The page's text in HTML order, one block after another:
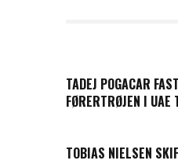
TADEJ POGACAR
FØRERTRØJEN I UAE
TOBIAS NIELSEN